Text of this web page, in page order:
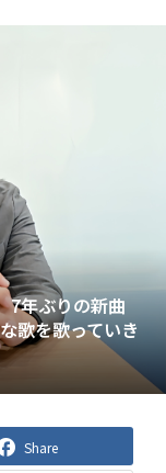
年ぶりの新曲
歌を歌っていき
Share